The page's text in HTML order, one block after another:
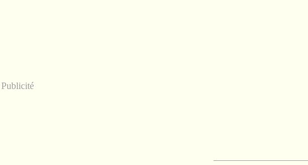
Publicité